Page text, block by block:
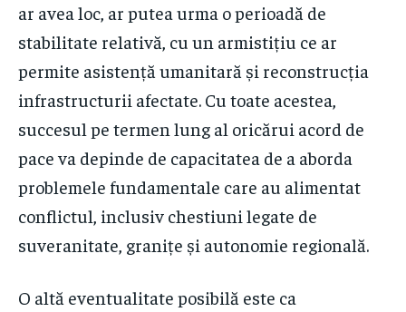
ar avea loc, ar putea urma o perioadă de
stabilitate relativă, cu un armistițiu ce ar
permite asistență umanitară și reconstrucția
infrastructurii afectate. Cu toate acestea,
succesul pe termen lung al oricărui acord de
pace va depinde de capacitatea de a aborda
problemele fundamentale care au alimentat
conflictul, inclusiv chestiuni legate de
suveranitate, granițe și autonomie regională.
O altă eventualitate posibilă este ca